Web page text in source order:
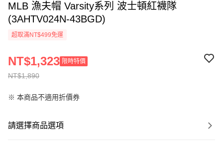
MLB 漁夫帽 Varsity系列 波士頓紅襪隊
(3AHTV024N-43BGD)
超取滿NT$499免運
NT$1,890
NT$1,323 限時特價
※ 本商品不適用折價券
請選擇商品選項